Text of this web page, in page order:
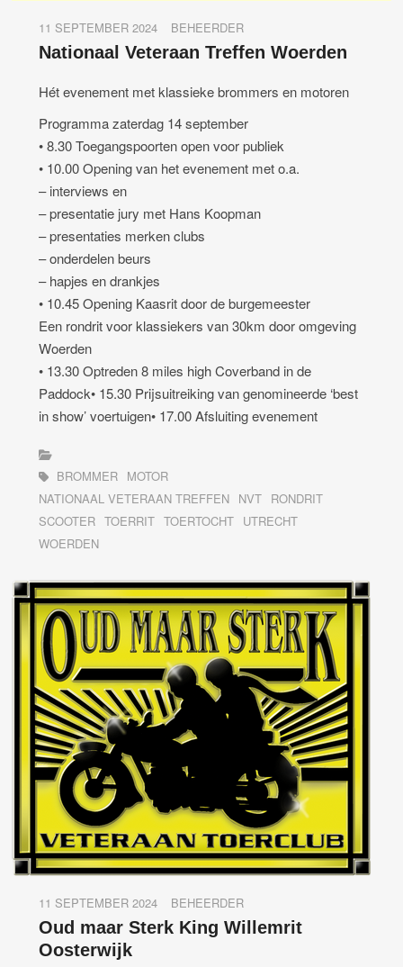
11 SEPTEMBER 2024 BEHEERDER
Nationaal Veteraan Treffen Woerden
Hét evenement met klassieke brommers en motoren
Programma zaterdag 14 september
• 8.30 Toegangspoorten open voor publiek
• 10.00 Opening van het evenement met o.a.
– interviews en
– presentatie jury met Hans Koopman
– presentaties merken clubs
– onderdelen beurs
– hapjes en drankjes
• 10.45 Opening Kaasrit door de burgemeester
Een rondrit voor klassiekers van 30km door omgeving
Woerden
• 13.30 Optreden 8 miles high Coverband in de
Paddock• 15.30 Prijsuitreiking van genomineerde ‘best
in show’ voertuigen• 17.00 Afsluiting evenement
BROMMER MOTOR
NATIONAAL VETERAAN TREFFEN NVT RONDRIT
SCOOTER TOERRIT TOERTOCHT UTRECHT
WOERDEN
11 SEPTEMBER 2024 BEHEERDER
Oud maar Sterk King Willemrit
Oosterwijk